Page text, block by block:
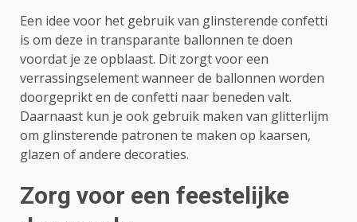
Een idee voor het gebruik van glinsterende confetti
is om deze in transparante ballonnen te doen
voordat je ze opblaast. Dit zorgt voor een
verrassingselement wanneer de ballonnen worden
doorgeprikt en de confetti naar beneden valt.
Daarnaast kun je ook gebruik maken van glitterlijm
om glinsterende patronen te maken op kaarsen,
glazen of andere decoraties.
Zorg voor een feestelijke